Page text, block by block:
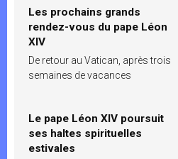
Les prochains grands
rendez-vous du pape Léon
XIV
De retour au Vatican, après trois
semaines de vacances
Le pape Léon XIV poursuit
ses haltes spirituelles
estivales